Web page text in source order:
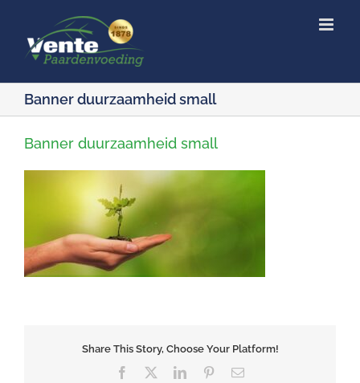
inhoud
Banner duurzaamheid small
Banner duurzaamheid small
Share This Story, Choose Your Platform!
Facebook LinkedInPinterest
E-